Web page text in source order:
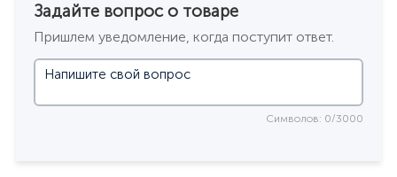
Задайте вопрос о товаре
Пришлем уведомление, когда поступит ответ.
Символов: 0/3000